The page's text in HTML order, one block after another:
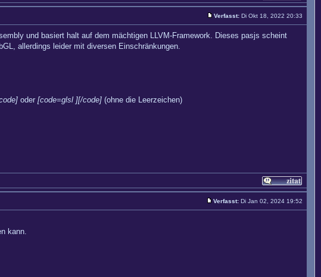
Verfasst: Di Okt 18, 2022 20:33
und basiert halt auf dem mächtigen LLVM-Framework. Dieses pasjs scheint
allerdings leider mit diversen Einschränkungen.
oder [code=glsl ][/code] (ohne die Leerzeichen)
Verfasst: Di Jan 02, 2024 19:52
kann.